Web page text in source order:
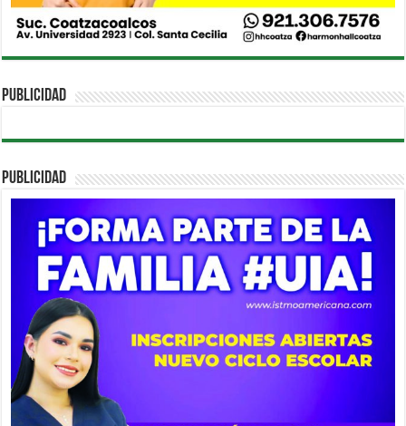
PUBLICIDAD
PUBLICIDAD